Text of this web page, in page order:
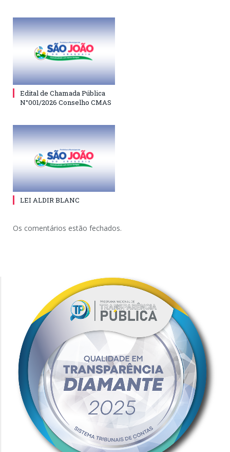
Edital de Chamada Pública
N°001/2026 Conselho CMAS
LEI ALDIR BLANC
Os comentários estão fechados.